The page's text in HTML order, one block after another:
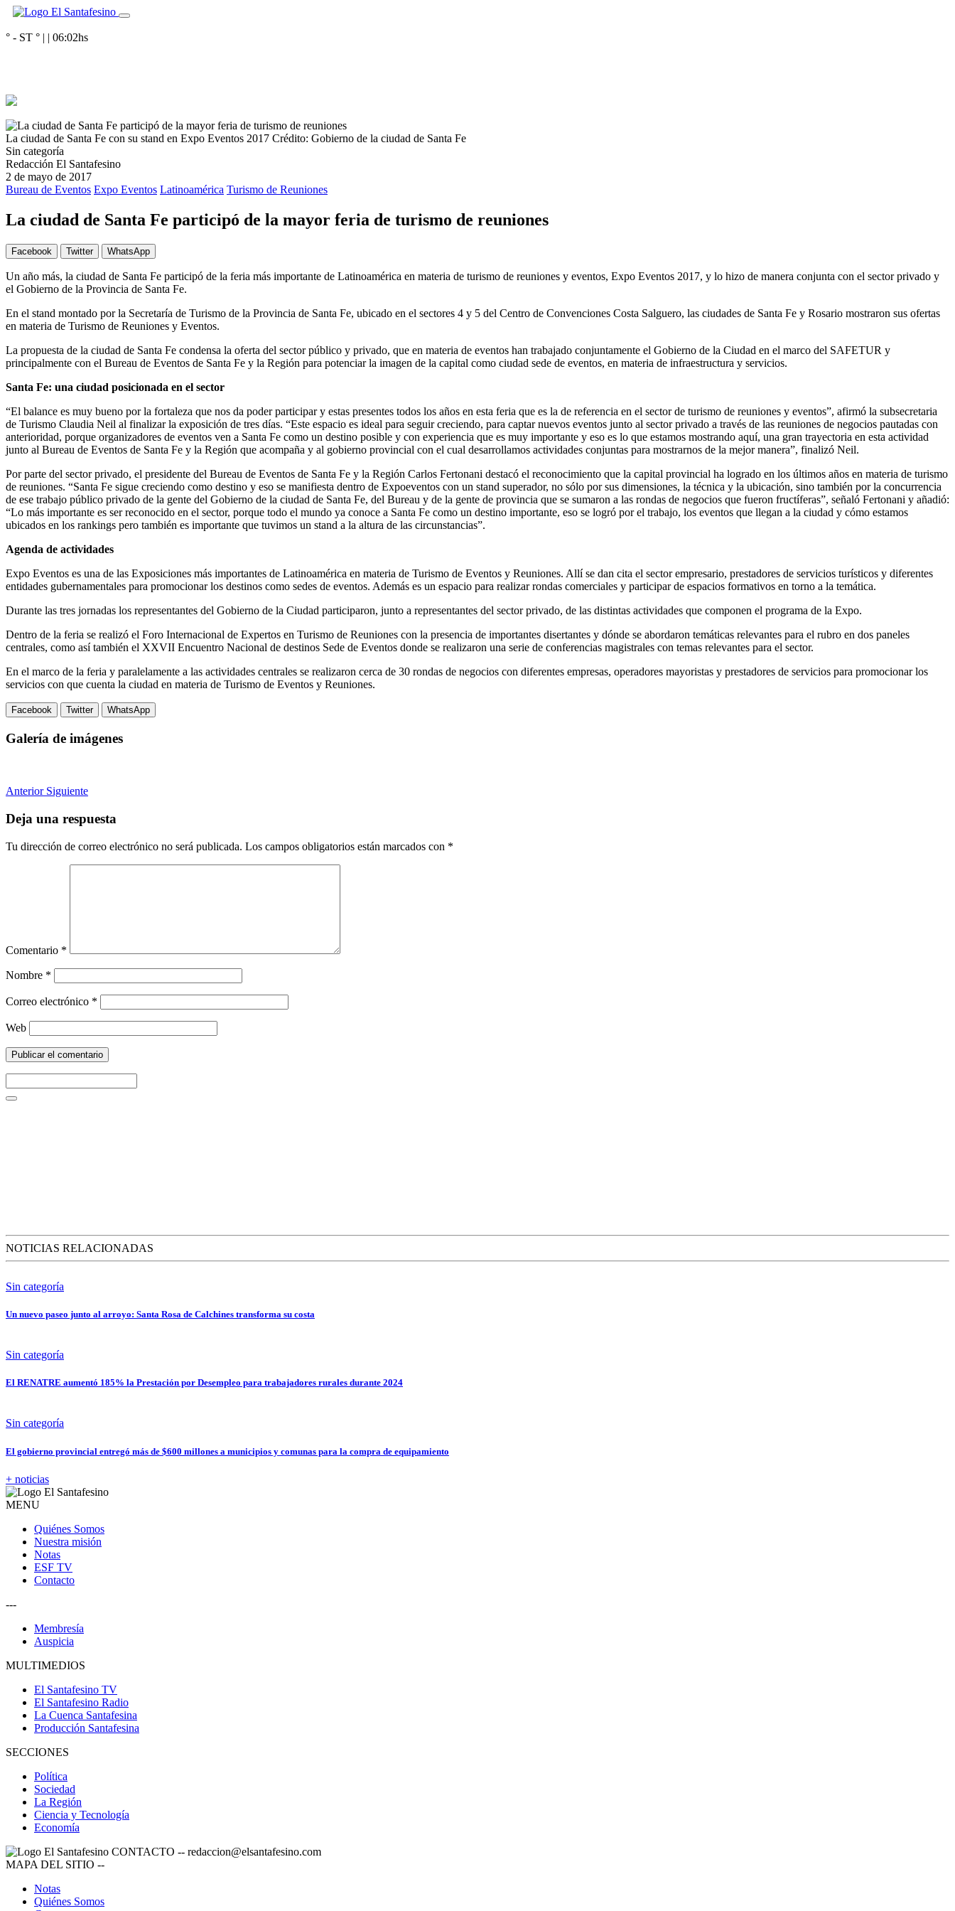
° - ST ° | | 06:02hs
La ciudad de Santa Fe con su stand en Expo Eventos 2017 Crédito: Gobierno de la ciudad de Santa Fe
Sin categoría
Redacción El Santafesino
2 de mayo de 2017
Bureau de Eventos Expo Eventos Latinoamérica Turismo de Reuniones
La ciudad de Santa Fe participó de la mayor feria de turismo de reuniones
Facebook Twitter WhatsApp
Un año más, la ciudad de Santa Fe participó de la feria más importante de Latinoamérica en materia de turismo de reuniones y eventos, Expo Eventos 2017, y lo hizo de manera conjunta con el sector privado y
el Gobierno de la Provincia de Santa Fe.
En el stand montado por la Secretaría de Turismo de la Provincia de Santa Fe, ubicado en el sectores 4 y 5 del Centro de Convenciones Costa Salguero, las ciudades de Santa Fe y Rosario mostraron sus ofertas
en materia de Turismo de Reuniones y Eventos.
La propuesta de la ciudad de Santa Fe condensa la oferta del sector público y privado, que en materia de eventos han trabajado conjuntamente el Gobierno de la Ciudad en el marco del SAFETUR y
principalmente con el Bureau de Eventos de Santa Fe y la Región para potenciar la imagen de la capital como ciudad sede de eventos, en materia de infraestructura y servicios.
Santa Fe: una ciudad posicionada en el sector
“El balance es muy bueno por la fortaleza que nos da poder participar y estas presentes todos los años en esta feria que es la de referencia en el sector de turismo de reuniones y eventos”, afirmó la subsecretaria
de Turismo Claudia Neil al finalizar la exposición de tres días. “Este espacio es ideal para seguir creciendo, para captar nuevos eventos junto al sector privado a través de las reuniones de negocios pautadas con
anterioridad, porque organizadores de eventos ven a Santa Fe como un destino posible y con experiencia que es muy importante y eso es lo que estamos mostrando aquí, una gran trayectoria en esta actividad
junto al Bureau de Eventos de Santa Fe y la Región que acompaña y al gobierno provincial con el cual desarrollamos actividades conjuntas para mostrarnos de la mejor manera”, finalizó Neil.
Por parte del sector privado, el presidente del Bureau de Eventos de Santa Fe y la Región Carlos Fertonani destacó el reconocimiento que la capital provincial ha logrado en los últimos años en materia de turismo
de reuniones. “Santa Fe sigue creciendo como destino y eso se manifiesta dentro de Expoeventos con un stand superador, no sólo por sus dimensiones, la técnica y la ubicación, sino también por la concurrencia
de ese trabajo público privado de la gente del Gobierno de la ciudad de Santa Fe, del Bureau y de la gente de provincia que se sumaron a las rondas de negocios que fueron fructíferas”, señaló Fertonani y añadió:
“Lo más importante es ser reconocido en el sector, porque todo el mundo ya conoce a Santa Fe como un destino importante, eso se logró por el trabajo, los eventos que llegan a la ciudad y cómo estamos
ubicados en los rankings pero también es importante que tuvimos un stand a la altura de las circunstancias”.
Agenda de actividades
Expo Eventos es una de las Exposiciones más importantes de Latinoamérica en materia de Turismo de Eventos y Reuniones. Allí se dan cita el sector empresario, prestadores de servicios turísticos y diferentes
entidades gubernamentales para promocionar los destinos como sedes de eventos. Además es un espacio para realizar rondas comerciales y participar de espacios formativos en torno a la temática.
Durante las tres jornadas los representantes del Gobierno de la Ciudad participaron, junto a representantes del sector privado, de las distintas actividades que componen el programa de la Expo.
Dentro de la feria se realizó el Foro Internacional de Expertos en Turismo de Reuniones con la presencia de importantes disertantes y dónde se abordaron temáticas relevantes para el rubro en dos paneles
centrales, como así también el XXVII Encuentro Nacional de destinos Sede de Eventos donde se realizaron una serie de conferencias magistrales con temas relevantes para el sector.
En el marco de la feria y paralelamente a las actividades centrales se realizaron cerca de 30 rondas de negocios con diferentes empresas, operadores mayoristas y prestadores de servicios para promocionar los
servicios con que cuenta la ciudad en materia de Turismo de Eventos y Reuniones.
Facebook Twitter WhatsApp
Galería de imágenes
Anterior Siguiente
Deja una respuesta
Tu dirección de correo electrónico no será publicada. Los campos obligatorios están marcados con *
Comentario *
Nombre *
Correo electrónico *
Web
NOTICIAS RELACIONADAS
Sin categoría
Un nuevo paseo junto al arroyo: Santa Rosa de Calchines transforma su costa
Sin categoría
El RENATRE aumentó 185% la Prestación por Desempleo para trabajadores rurales durante 2024
Sin categoría
El gobierno provincial entregó más de $600 millones a municipios y comunas para la compra de equipamiento
+ noticias
MENU
Quiénes Somos
Nuestra misión
Notas
ESF TV
Contacto
---
Membresía
Auspicia
MULTIMEDIOS
El Santafesino TV
El Santafesino Radio
La Cuenca Santafesina
Producción Santafesina
SECCIONES
Política
Sociedad
La Región
Ciencia y Tecnología
Economía
CONTACTO -- redaccion@elsantafesino.com
MAPA DEL SITIO --
Notas
Quiénes Somos